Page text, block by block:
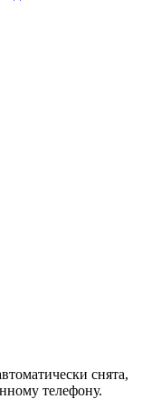
снята,
телефону.